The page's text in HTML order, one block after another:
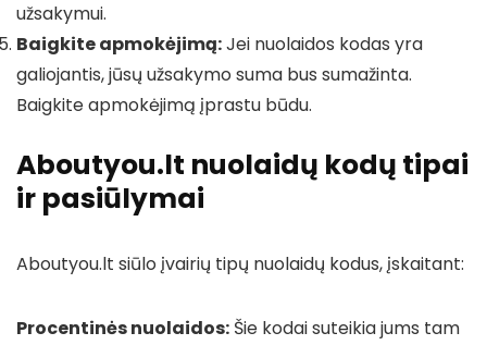
užsakymui.
Baigkite apmokėjimą:Jei nuolaidos kodas yra
galiojantis, jūsų užsakymo suma bus sumažinta.
Baigkite apmokėjimą įprastu būdu.
Aboutyou.lt nuolaidų kodų tipai
ir pasiūlymai
Aboutyou.lt siūlo įvairių tipų nuolaidų kodus, įskaitant:
Procentinės nuolaidos: Šie kodai suteikia jums tam